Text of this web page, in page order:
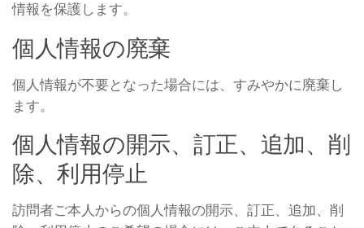
情報を保護します。
個人情報の廃棄
個人情報が不要となった場合には、すみやかに廃棄し
ます。
個人情報の開示、訂正、追加、削
除、利用停止
訪問者ご本人からの個人情報の開示、訂正、追加、削